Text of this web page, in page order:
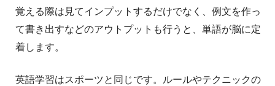
覚える際は見てインプットするだけでなく、例文を作っ
て書き出すなどのアウトプットも行うと、単語が脳に定
着します。
英語学習はスポーツと同じです。ルールやテクニックの